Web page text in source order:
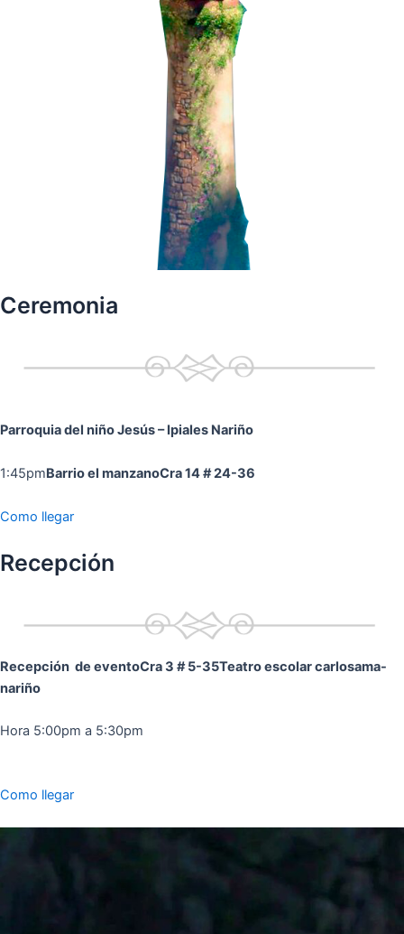
Ceremonia
Parroquia del niño Jesús– Ipiales Nariño
1:45pmBarrio el manzanoCra 14 # 24-36
Como llegar
Recepción
Recepción de eventoCra 3 # 5-35Teatro escolar carlosama-
nariño
Hora 5:00pm a 5:30pm
Como llegar